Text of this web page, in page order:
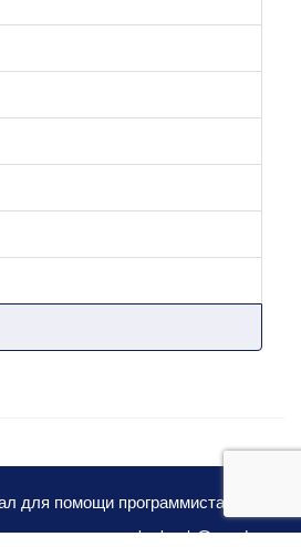
для помощи программистам 2026
pbn.book@yandex.ru